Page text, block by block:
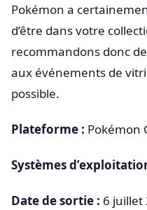
Pokémon a
d’être dans votre
recommandons donc
aux événements de
possible.
Plateforme : Pokémon
Systèmes
Date de sortie : 6 juillet